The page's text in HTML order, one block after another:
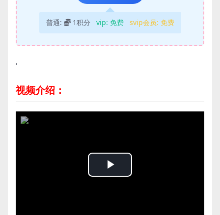
普通: 1积分 vip: 免费 svip会员: 免费
,
视频介绍：
Play